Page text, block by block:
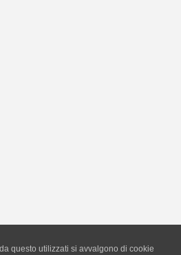
questo utilizzati si avvalgono di cookie